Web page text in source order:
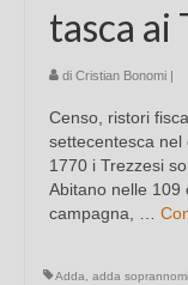
tasca ai
di Cristian Bonomi |
Censo, ristori
settecentesca nel
1770 i Trezzesi
Abitano nelle 109
campagna, …
Adda adda